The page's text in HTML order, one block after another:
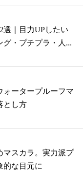
選｜目力UPしたい
グ・プチプラ・人...
ォータープルーフマ
とし方
マスカラ。実力派プ
的な目元に